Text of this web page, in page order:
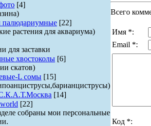
[4]
палюдариумные [22]
растения для аквариума)
для заставки
хвостоколы [6]
скатов)
L сомы [15]
[14]
[22]
собраны мои персональные
Всего
Имя *:
Email *:
Код *: